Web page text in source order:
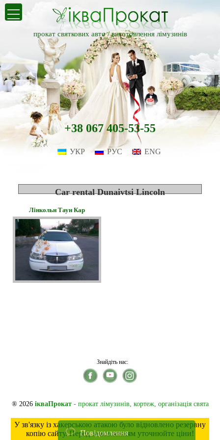
прокат святкових авто /виготовлення лімузинів
+38 067 405-53-55
УКР РУС ENG
Car rental Dunaivtsi Lincoln
Лінкольн Таун Кар
Знайдіть нас:
® 2026 ікваПрокат- прокат лімузинів, кортеж, організація свята
У зв'язку із хакерською атакою було відновлено резервну
копію сайту. Перед замовленням уточнюйте ціни!
Повідомлення